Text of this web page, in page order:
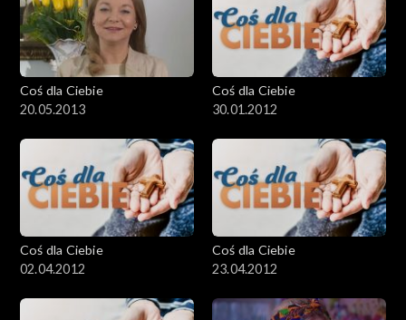
Coś dla Ciebie
20.05.2013
Coś dla Ciebie
30.01.2012
Coś dla Ciebie
02.04.2012
Coś dla Ciebie
23.04.2012